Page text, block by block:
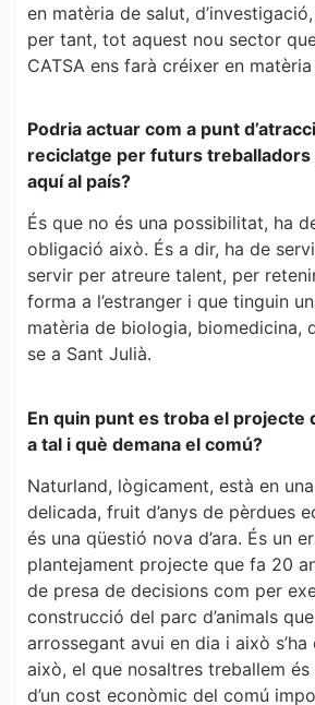
en matèria de salut,
per tant, tot aquest nou sector
CATSA ens farà créixer en matèria
Podria actuar com a punt
reciclatge per futurs
aquí al país?
És que no és una possibilitat, ha
obligació això. És a dir, ha de
servir per atreure talent, per
forma a l’estranger i que tinguin
matèria de biologia, biomedicina,
se a Sant Julià.
En quin punt es troba el projecte
a tal i què demana el comú?
Naturland, lògicament, està en
delicada, fruit d’anys de pèrdues
és una qüestió nova d’ara. És un
plantejament projecte que fa 20
de presa de decisions com per
construcció del parc d’animals
arrossegant avui en dia i això
això, el que nosaltres treballem
d’un cost econòmic del comú